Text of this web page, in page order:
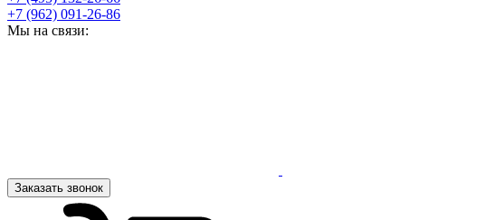
+7 (962) 091-26-86
Мы на связи:
Заказать звонок